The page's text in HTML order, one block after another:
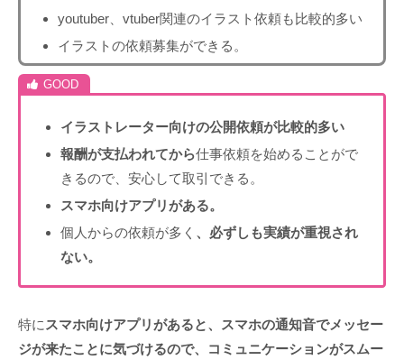
youtuber、vtuber関連のイラスト依頼も比較的多い
イラストの依頼募集ができる。
イラストレーター向けの公開依頼が比較的多い
報酬が支払われてから仕事依頼を始めることがで
きるので、安心して取引できる。
スマホ向けアプリがある。
個人からの依頼が多く 、必ずしも実績が重視され
ない。
特に スマホ向けアプリがあると、スマホの通知音でメッセー
ジが来たことに気づけるので、コミュニケーションがスムー